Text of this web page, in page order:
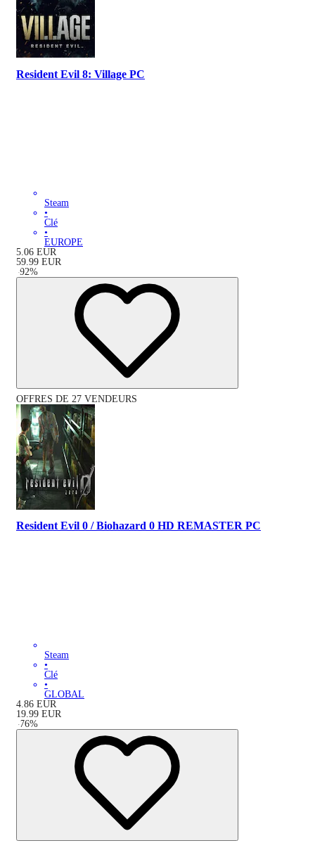
Resident Evil 8: Village PC
Steam
•
Clé
•
EUROPE
5.06 EUR
59.99 EUR
-92%
OFFRES DE 27 VENDEURS
Resident Evil 0 / Biohazard 0 HD REMASTER PC
Steam
•
Clé
•
GLOBAL
4.86 EUR
19.99 EUR
-76%